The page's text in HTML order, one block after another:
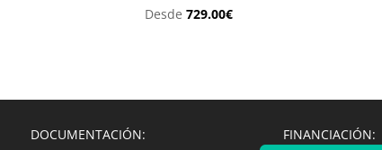
Desde729.00€
DOCUMENTACIÓN:
FINANCIACIÓN: